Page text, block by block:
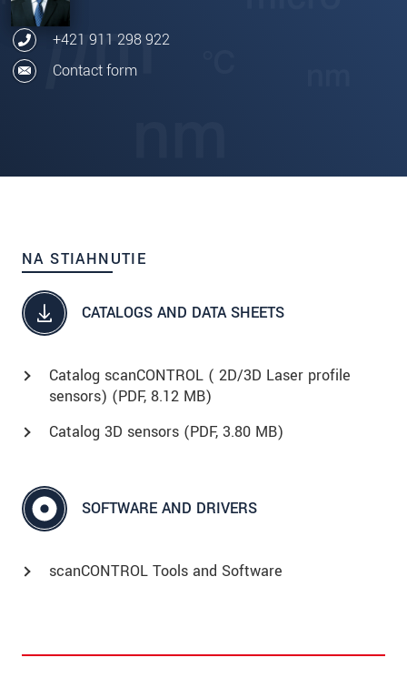
+421 911 298 922
Contact form
NA STIAHNUTIE
CATALOGS AND DATA SHEETS
Catalog scanCONTROL ( 2D/3D Laser profile
sensors) (PDF, 8.12 MB)
Catalog 3D sensors (PDF, 3.80 MB)
SOFTWARE AND DRIVERS
scanCONTROL Tools and Software